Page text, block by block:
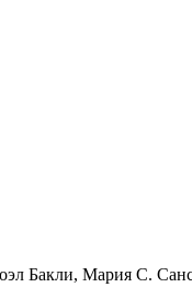
Бакли, Мария С.